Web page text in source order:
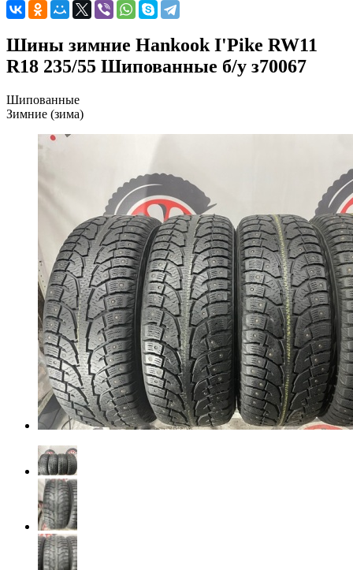
Шины зимние Hankook I'Pike RW11
R18 235/55 Шипованные б/у з70067
Шипованные
Зимние (зима)